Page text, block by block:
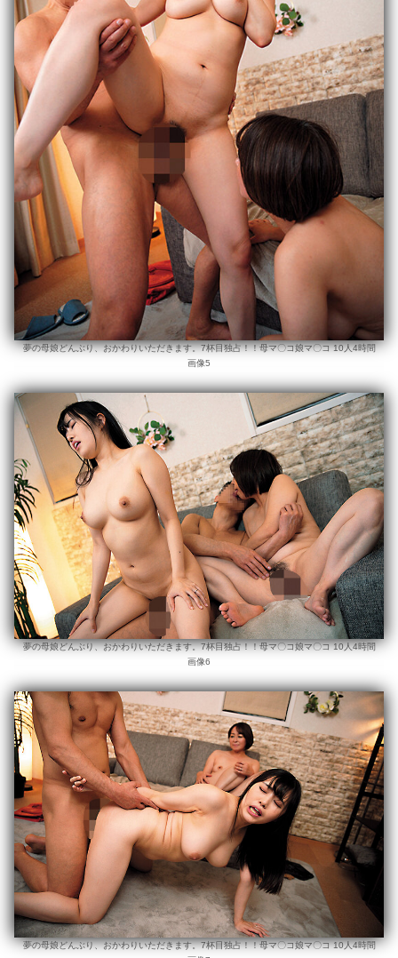
夢の母娘どんぶり、おかわりいただきます。7杯目独占！！母マ〇コ娘マ〇コ 10人4時間
画像5
夢の母娘どんぶり、おかわりいただきます。7杯目独占！！母マ〇コ娘マ〇コ 10人4時間
画像6
夢の母娘どんぶり、おかわりいただきます。7杯目独占！！母マ〇コ娘マ〇コ 10人4時間